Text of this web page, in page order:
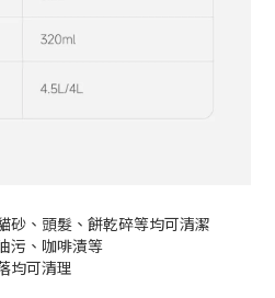
砂、頭髮、餅乾碎等均可清潔
污、咖啡漬等
均可清理